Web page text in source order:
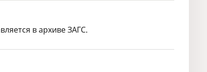
в архиве ЗАГС.